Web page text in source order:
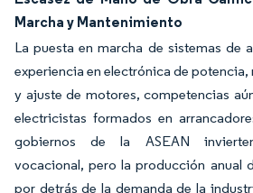
Marcha y Mantenimiento
La puesta en marcha de sistemas de
experiencia en electrónica de potencia,
y ajuste de motores, competencias
electricistas formados en
gobiernos de la ASEAN
vocacional, pero la producción anual
por detrás de la demanda de la